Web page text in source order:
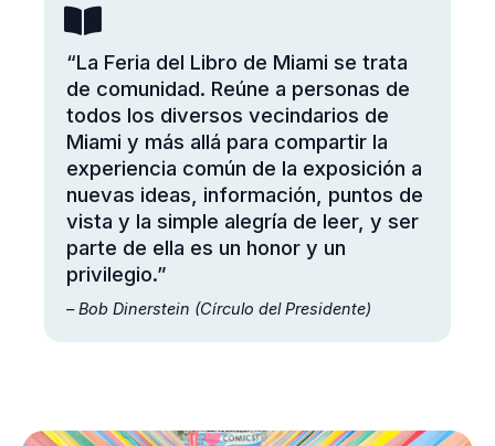
“La Feria del Libro de Miami se trata
de comunidad. Reúne a personas de
todos los diversos vecindarios de
Miami y más allá para compartir la
experiencia común de la exposición a
nuevas ideas, información, puntos de
vista y la simple alegría de leer, y ser
parte de ella es un honor y un
privilegio.”
– Bob Dinerstein (Círculo del Presidente)